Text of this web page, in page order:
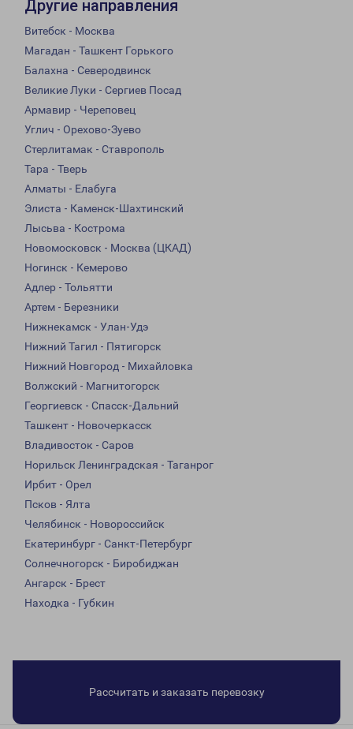
Другие направления
Витебск - Москва
Магадан - Ташкент Горького
Балахна - Северодвинск
Великие Луки - Сергиев Посад
Армавир - Череповец
Углич - Орехово-Зуево
Стерлитамак - Ставрополь
Тара - Тверь
Алматы - Елабуга
Элиста - Каменск-Шахтинский
Лысьва - Кострома
Новомосковск - Москва (ЦКАД)
Ногинск - Кемерово
Адлер - Тольятти
Артем - Березники
Нижнекамск - Улан-Удэ
Нижний Тагил - Пятигорск
Нижний Новгород - Михайловка
Волжский - Магнитогорск
Георгиевск - Спасск-Дальний
Ташкент - Новочеркасск
Владивосток - Саров
Норильск Ленинградская - Таганрог
Ирбит - Орел
Псков - Ялта
Челябинск - Новороссийск
Екатеринбург - Санкт-Петербург
Солнечногорск - Биробиджан
Ангарск - Брест
Находка - Губкин
Рассчитать и заказать перевозку